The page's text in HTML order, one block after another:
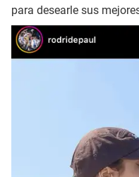
para desearle sus